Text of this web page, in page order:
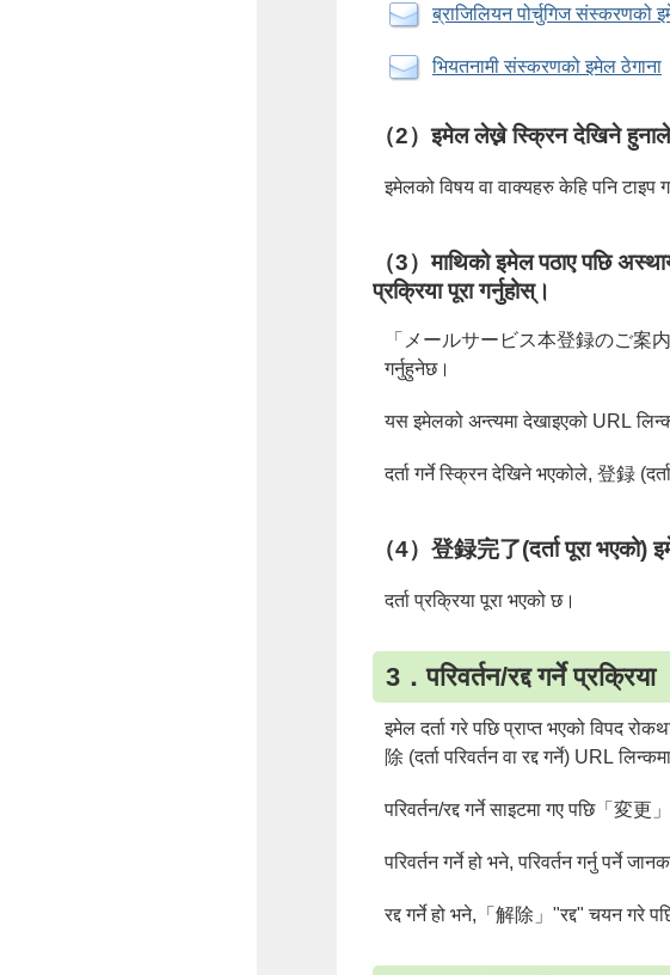
ब्राजिलियन पोर्चुगिज संस्करणको
भियतनामी संस्करणको इमेल ठेगाना
（2）इमेल लेख्ने स्क्रिन देखिने
इमेलको विषय वा वाक्यहरु केहि पनि
（3）माथिको इमेल पठाए पछि
प्रक्रिया पूरा गर्नुहोस्।
「メールサービス本登録のご案内」
गर्नुहुनेछ।
यस इमेलको अन्त्यमा देखाइएको URL
दर्ता गर्ने स्क्रिन देखिने भएकोले, 登録
（4）登録完了(दर्ता पूरा भएको)
दर्ता प्रक्रिया पूरा भएको छ।
3．परिवर्तन/रद्द गर्ने
इमेल दर्ता गरे पछि प्राप्त भएको विपद
除 (दर्ता परिवर्तन वा रद्द गर्ने) URL
परिवर्तन/रद्द गर्ने साइटमा गए पछि「変
परिवर्तन गर्ने हो भने, परिवर्तन गर्नु पर्ने
रद्द गर्ने हो भने,「解除」"रद्द" चयन गरे